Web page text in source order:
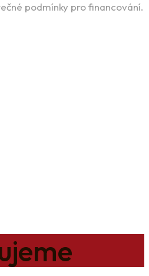
podmínky pro financování.